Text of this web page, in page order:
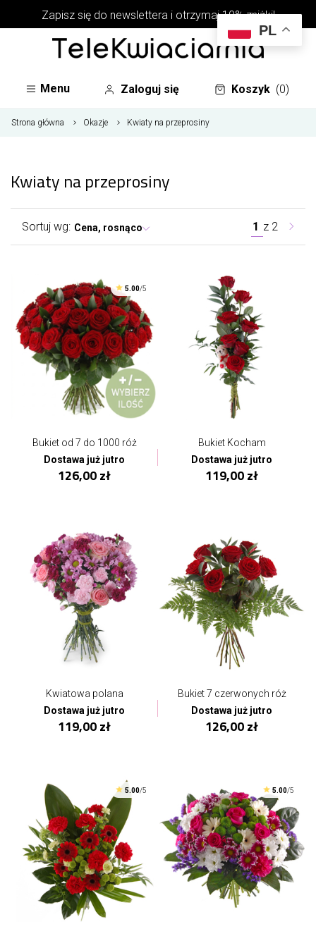
Zapisz się do newslettera i otrzymaj 10% zniżki!
Menu Zaloguj się Koszyk (0)
Strona główna Okazje Kwiaty na przeprosiny
Kwiaty na przeprosiny
Sortuj wg: Cena, rosnąco 1 z 2
5.00/5
Bukiet od 7 do 1000 róż
Dostawa już jutro
126,00 zł
Bukiet Kocham
Dostawa już jutro
119,00 zł
Kwiatowa polana
Dostawa już jutro
119,00 zł
Bukiet 7 czerwonych róż
Dostawa już jutro
126,00 zł
5.00/5 5.00/5
PL